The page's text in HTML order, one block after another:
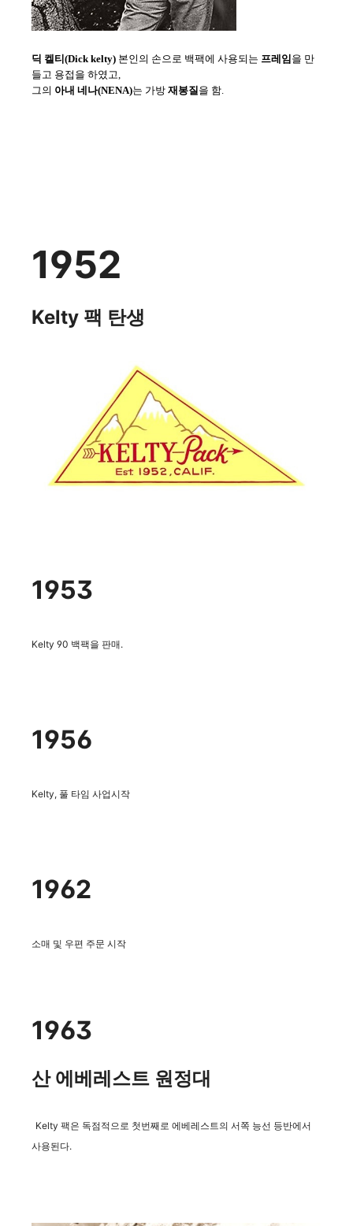
딕 켈티(Dick kelty) 본인의 손으로 백팩에 사용되는 프레임 을 만
들고 용접을 하였고,
그의 아내 네나(NENA)는 가방 재봉질을 함.
1952
Kelty 팩 탄생
1953
Kelty 90 백팩을 판매.
1956
Kelty, 풀 타임 사업시작
1962
소매 및 우편 주문 시작
1963
산 에베레스트 원정대
Kelty 팩은 독점적으로 첫번째로 에베레스트의 서쪽 능선 등반에서
사용된다.